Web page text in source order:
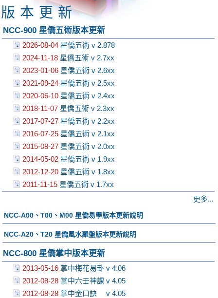
版本更新
NCC-900 星僑五術版本更新
2026-08-04 星僑五術 v 2.878
2024-11-18 星僑五術 v 2.7xx
2023-01-06 星僑五術 v 2.6xx
2021-09-24 星僑五術 v 2.5xx
2020-06-10 星僑五術 v 2.4xx
2018-11-07 星僑五術 v 2.3xx
2017-07-27 星僑五術 v 2.2xx
2016-07-25 星僑五術 v 2.1xx
2015-08-27 星僑五術 v 2.0xx
2014-05-02 星僑五術 v 1.9xx
2012-12-20 星僑五術 v 1.8xx
2011-11-15 星僑五術 v 1.7xx
更多...
NCC-A00、T00、M00 星僑易學版本更新說明
NCC-A20、T20 星僑風水羅盤版本更新說明
NCC-800 星僑掌中版本更新
2013-05-16 掌中梅花易卦 v 4.06
2012-08-28 掌中六壬神課 v 4.05
2012-08-28 掌中金口訣 v 4.05